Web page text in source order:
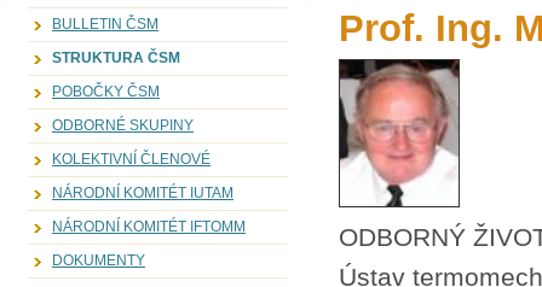
BULLETIN ČSM
STRUKTURA ČSM
POBOČKY ČSM
ODBORNÉ SKUPINY
KOLEKTIVNÍ ČLENOVÉ
NÁRODNÍ KOMITÉT IUTAM
NÁRODNÍ KOMITÉT IFTOMM
DOKUMENTY
Prof. Ing.
ODBORNÝ
Ústav